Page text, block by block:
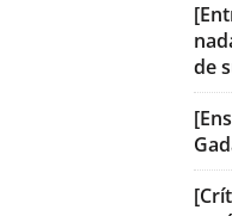
de